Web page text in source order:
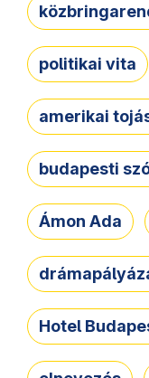
politikai vita
amerikai
budapesti
Ámon Ada
Hotel